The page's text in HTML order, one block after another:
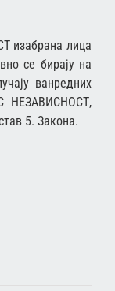
изабрана лица
се бирају на
ванредних
НЕЗАВИСНОСТ,
5. Закона.